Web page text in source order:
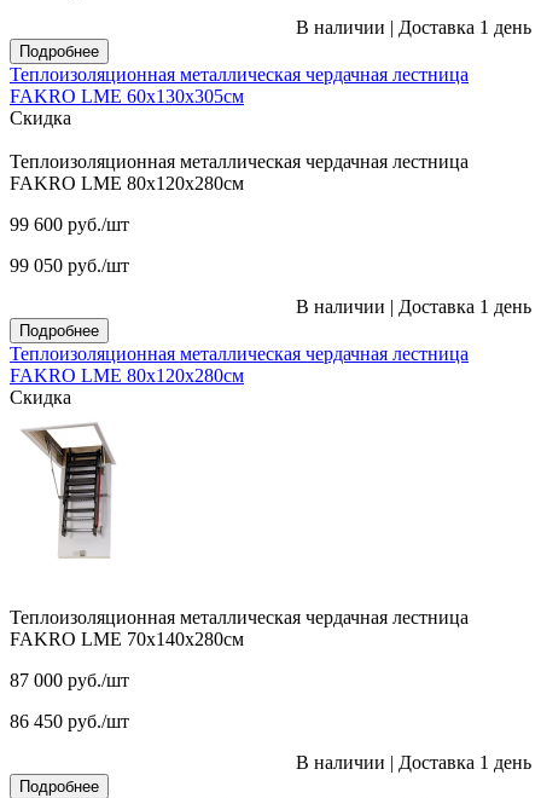
В наличии | Доставка 1 день
Подробнее
Теплоизоляционная металлическая чердачная лестница
FAKRO LME 60х130х305см
Скидка
Теплоизоляционная металлическая чердачная лестница
FAKRO LME 80х120х280см
99 600 руб./шт
99 050 руб./шт
В наличии | Доставка 1 день
Подробнее
Теплоизоляционная металлическая чердачная лестница
FAKRO LME 80х120х280см
Скидка
Теплоизоляционная металлическая чердачная лестница
FAKRO LME 70х140х280см
87 000 руб./шт
86 450 руб./шт
В наличии | Доставка 1 день
Подробнее